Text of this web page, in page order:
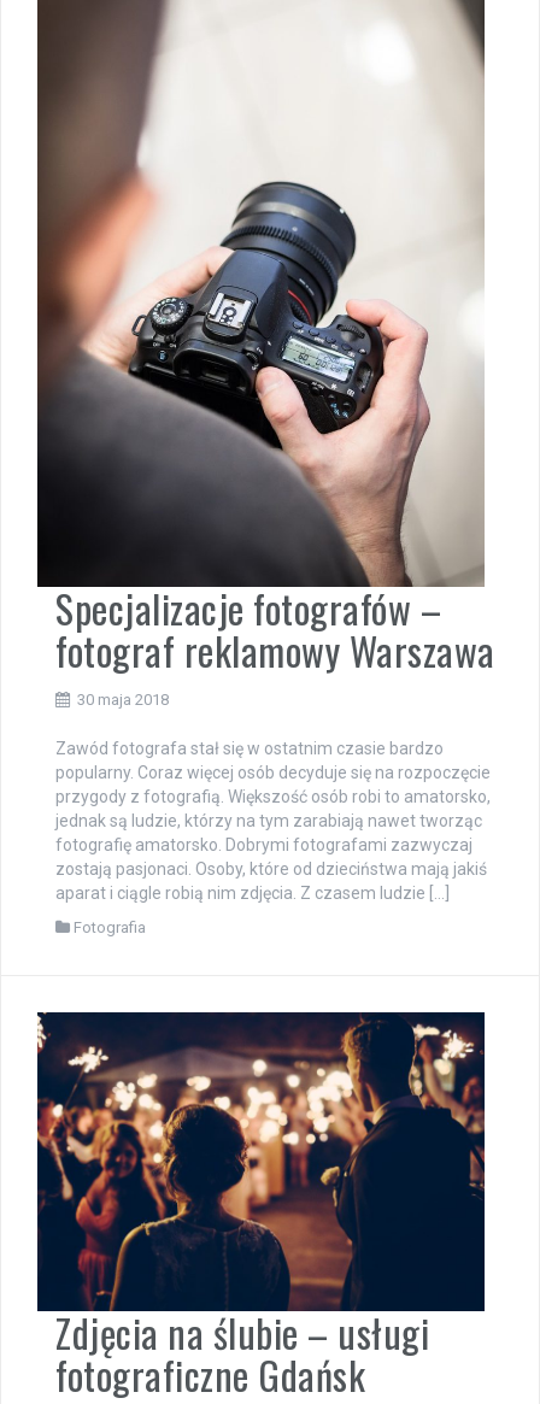
Specjalizacje fotografów –
fotograf reklamowy Warszawa
30 maja 2018
Zawód fotografa stał się w ostatnim czasie bardzo
popularny. Coraz więcej osób decyduje się na rozpoczęcie
przygody z fotografią. Większość osób robi to amatorsko,
jednak są ludzie, którzy na tym zarabiają nawet tworząc
fotografię amatorsko. Dobrymi fotografami zazwyczaj
zostają pasjonaci. Osoby, które od dzieciństwa mają jakiś
aparat i ciągle robią nim zdjęcia. Z czasem ludzie […]
Fotografia
Zdjęcia na ślubie – usługi
fotograficzne Gdańsk